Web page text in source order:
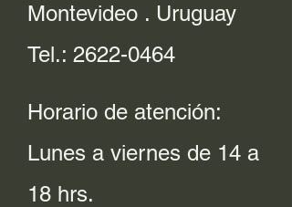
Montevideo . Uruguay
Tel.: 2622-0464
Horario de atención:
Lunes a viernes de 14 a
18 hrs.